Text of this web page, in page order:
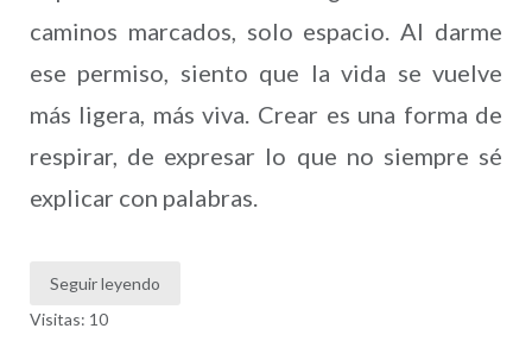
caminos marcados, solo espacio. Al darme
ese permiso, siento que la vida se vuelve
más ligera, más viva. Crear es una forma de
respirar, de expresar lo que no siempre sé
explicar con palabras.
Seguir leyendo
Visitas: 10